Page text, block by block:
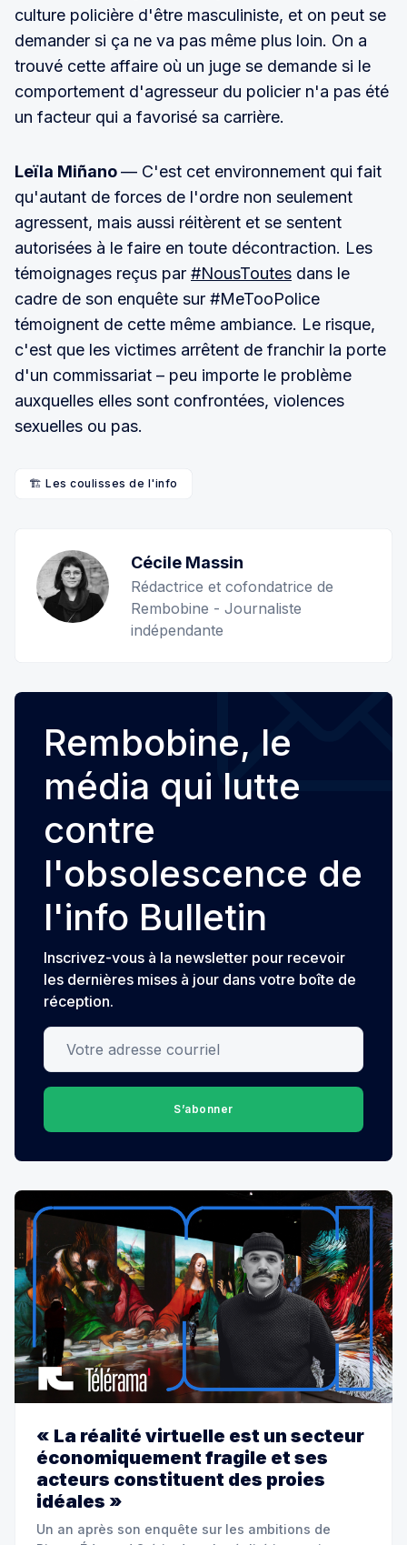
culture policière d'être masculiniste, et on peut se
demander si ça ne va pas même plus loin. On a
trouvé cette affaire où un juge se demande si le
comportement d'agresseur du policier n'a pas été
un facteur qui a favorisé sa carrière.
Leïla Miñano— C'est cet environnement qui fait
qu'autant de forces de l'ordre non seulement
agressent, mais aussi réitèrent et se sentent
autorisées à le faire en toute décontraction. Les
témoignages reçus par #NousToutes dans le
cadre de son enquête sur #MeTooPolice
témoignent de cette même ambiance. Le risque,
c'est que les victimes arrêtent de franchir la porte
d'un commissariat – peu importe le problème
auxquelles elles sont confrontées, violences
sexuelles ou pas.
🏗️ Les coulisses de l'info
Cécile Massin
Rédactrice et cofondatrice de
Rembobine - Journaliste
indépendante
Rembobine, le
média qui lutte
contre
l'obsolescence de
l'info Bulletin
Inscrivez-vous à la newsletter pour recevoir
les dernières mises à jour dans votre boîte de
réception.
Votre adresse courriel
S’abonner
« La réalité virtuelle est un secteur
économiquement fragile et ses
acteurs constituent des proies
idéales »
Un an après son enquête sur les ambitions de